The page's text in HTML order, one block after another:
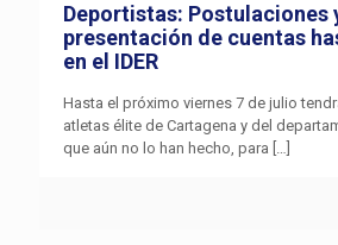
Deportistas: Postulaciones
presentación de cuentas
en el IDER
Hasta el próximo viernes 7 de julio
atletas élite de Cartagena y del
que aún no lo han hecho, para […]